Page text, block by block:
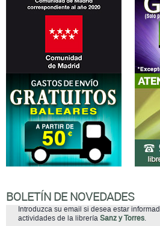
BOLETÍN DE NOVEDADES
Introduzca su email si desea estar
actividades de la librería Sanz y Torres.